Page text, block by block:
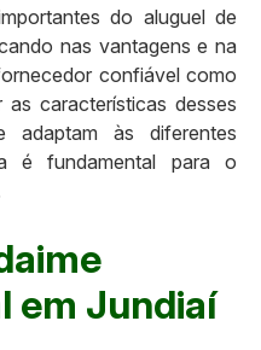
do aluguel de
nas vantagens e na
confiável como
características desses
adaptam às diferentes
é fundamental para o
em Jundiaí